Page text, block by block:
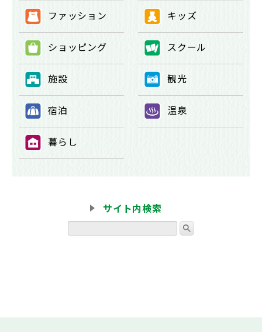
③ ファッション ④ キッズ
⑤ ショッピング ⑥ スクール
⑦ 施設 ⑧ 観光
⑨ 宿泊 ⑩ 温泉
⑪ 暮らし
サイト内検索